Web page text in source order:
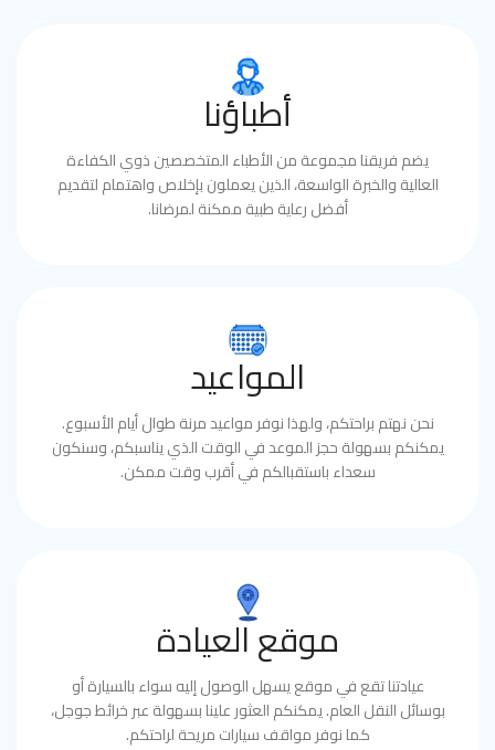
أطباؤنا
يضم فريقنا مجموعة من الأطباء المتخصصين ذوي الكفاءة
العالية والخبرة الواسعة، الذين يعملون بإخلاص واهتمام لتقديم
أفضل رعاية طبية ممكنة لمرضانا.
المواعيد
نحن نهتم براحتكم، ولهذا نوفر مواعيد مرنة طوال أيام الأسبوع.
يمكنكم بسهولة حجز الموعد في الوقت الذي يناسبكم، وسنكون
سعداء باستقبالكم في أقرب وقت ممكن.
موقع العيادة
عيادتنا تقع في موقع يسهل الوصول إليه سواء بالسيارة أو
بوسائل النقل العام. يمكنكم العثور علينا بسهولة عبر خرائط جوجل،
كما نوفر مواقف سيارات مريحة لراحتكم.